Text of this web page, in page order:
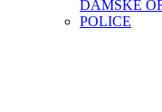
DÁMSKÉ
POLICE